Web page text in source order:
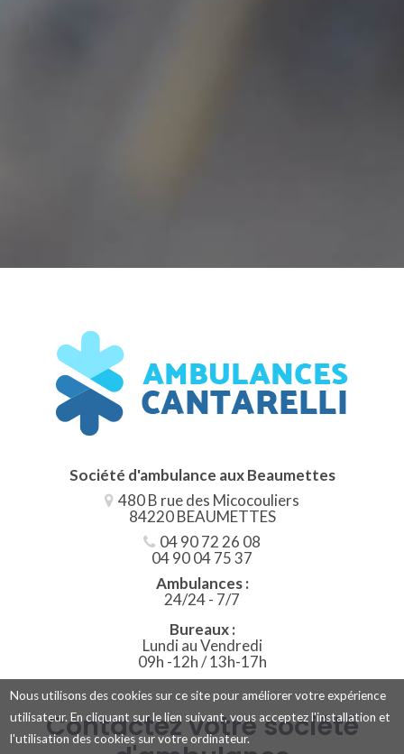
Société d'ambulance aux Beaumettes
480 B rue des Micocouliers
84220 BEAUMETTES
04 90 72 26 08
04 90 04 75 37
Ambulances :
24/24 - 7/7
Bureaux :
Lundi au Vendredi
09h -12h / 13h-17h
Contactez votre société
Nous utilisons des cookies sur ce site pour améliorer votre expérience
utilisateur. En cliquant sur le lien suivant, vous acceptez l'installation et
l'utilisation des cookies sur votre ordinateur.